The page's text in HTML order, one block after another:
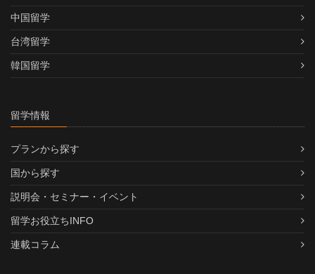
中国留学
台湾留学
韓国留学
留学情報
プランから探す
国から探す
説明会・セミナー・イベント
留学お役立ちINFO
連載コラム